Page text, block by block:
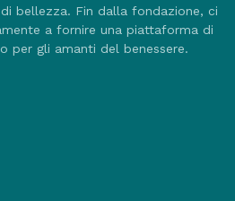
bellezza. Fin dalla fondazione, ci
a fornire una piattaforma di
per gli amanti del benessere.